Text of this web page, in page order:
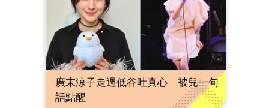
廣末涼子走過低谷吐真心 被兒一句
話點醒